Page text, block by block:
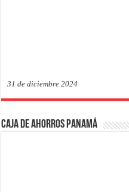
31 de diciembre 2024
Caja de Ahorros Panamá